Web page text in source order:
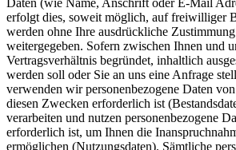
erfolgt dies, soweit möglich, auf freiwilliger
werden ohne Ihre ausdrückliche
weitergegeben. Sofern zwischen Ihnen und
Vertragsverhältnis begründet, inhaltlich
werden soll oder Sie an uns eine Anfrage
verwenden wir personenbezogene Daten
diesen Zwecken erforderlich ist
verarbeiten und nutzen personenbezogene
erforderlich ist, um Ihnen die
ermöglichen (Nutzungsdaten). Sämtliche